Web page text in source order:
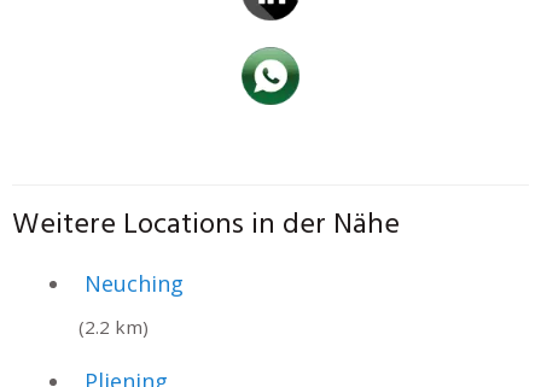
Weitere Locations in der Nähe
Neuching
(2.2 km)
Pliening